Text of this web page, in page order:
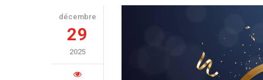
décembre
29
2025